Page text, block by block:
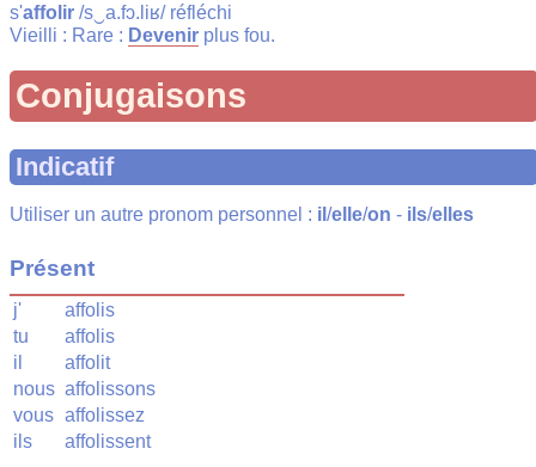
s'affolir /s‿a.fɔ.liʁ/ réfléchi
Vieilli : Rare : Devenir plus fou.
Conjugaisons
Indicatif
Utiliser un autre pronom personnel : il /elle/on - ils/elles
Présent
j'
affolis
tu
affolis
il
affolit
nous affolissons
vous affolissez
ils
affolissent